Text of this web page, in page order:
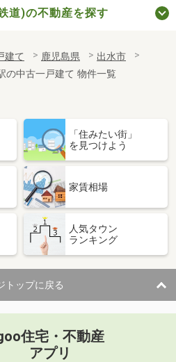
道)の不動産を探す
建て 鹿児島県
出水市
の中古一戸建て 物件一覧
「住みたい街」
を見つけよう
家賃相場
人気タウン
ランキング
トップに戻る
住宅・不動産
アプリ